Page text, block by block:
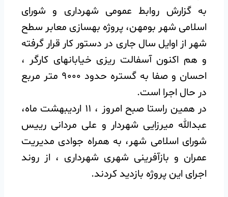
به گزارش روابط عمومی شهرداری و شورای
اسلامی شهر بومهن، پروژه بهسازی معابر سطح
شهر از اوایل سال جاری در دستور کار قرار گرفته
و هم اکنون آسفالت ریزی خیابانهای کارگر ،
احسان و صفا به گستره حدود ۹۰۰۰ متر مربع
در حال اجرا است.‌
در همین راستا صبح امروز ، ۱۱ اردیبهشت ماه،
عبدالله میرزایی شهردار و علی مردانی رییس
شورای اسلامی شهر، به همراه جوادی مدیریت
عمران و بازآفرینی شهری شهرداری ، از روند
اجرای این پروژه بازدید کردند‌.